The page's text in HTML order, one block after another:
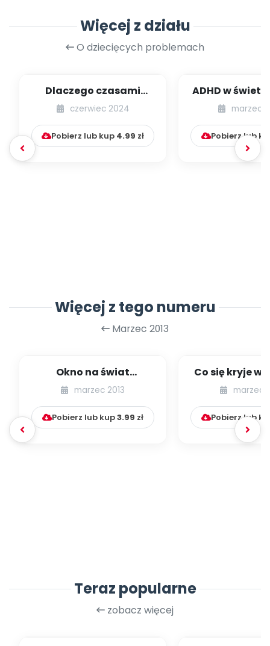
Więcej z działu
O dziecięcych problemach
Dlaczego czasami
boimy się nowych
rzeczy? Psychologia l...
czerwiec 2024
Pobierz lub kup 4.99 zł
ADHD w
badań –
przyczyny,
marzec
Pobierz lub
Więcej z tego numeru
Marzec 2013
Okno na świat
(edukacja przez
marzec 2013
Pobierz lub kup3.99 zł
Co się kryje w
(scenariusz
marzec
Pobierz lub
Teraz popularne
zobacz więcej